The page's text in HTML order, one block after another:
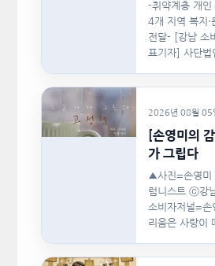
-취약계층 개인
4개 지역 복지·
전달- [강남 소
표기자] 사단법
지난…
2026년 08월 05
[손영미의
가 그립다
▲사진=손영미
럼니스트 ⓒ강
소비자저널=손
리움은 사랑이